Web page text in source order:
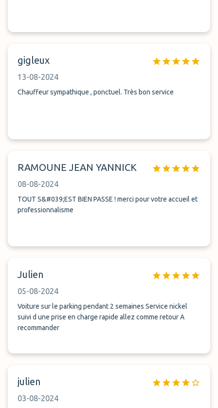
gigleux
13-08-2024
Chauffeur sympathique , ponctuel. Très bon service
RAMOUNE JEAN YANNICK
08-08-2024
TOUT S&#039;EST BIEN PASSE ! merci pour votre accueil et
professionnalisme
Julien
05-08-2024
Voiture sur le parking pendant 2 semaines Service nickel
suivi d une prise en charge rapide allez comme retour A
recommander
julien
03-08-2024